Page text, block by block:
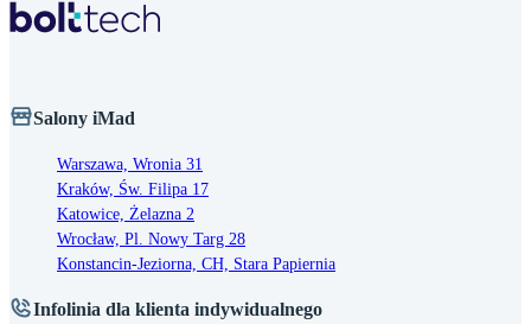
Salony iMad
Warszawa, Wronia 31
Kraków, Św. Filipa 17
Katowice, Żelazna 2
Wrocław, Pl. Nowy Targ 28
Konstancin-Jeziorna, CH, Stara Papiernia
Infolinia dla klienta indywidualnego